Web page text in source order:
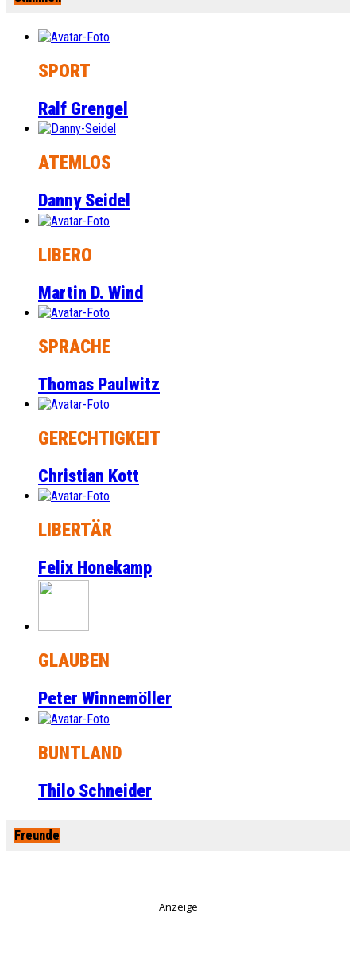
SPORT
Ralf Grengel
ATEMLOS
Danny Seidel
LIBERO
Martin D. Wind
SPRACHE
Thomas Paulwitz
GERECHTIGKEIT
Christian Kott
LIBERTÄR
Felix Honekamp
GLAUBEN
Peter Winnemöller
BUNTLAND
Thilo Schneider
Freunde
Anzeige